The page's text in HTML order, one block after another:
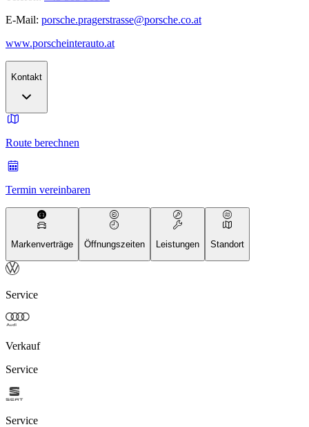
E-Mail: porsche.pragerstrasse@porsche.co.at
www.porscheinterauto.at
Kontakt
Route berechnen
Termin vereinbaren
Markenverträge Öffnungszeiten Leistungen Standort
Service
Verkauf
Service
Service